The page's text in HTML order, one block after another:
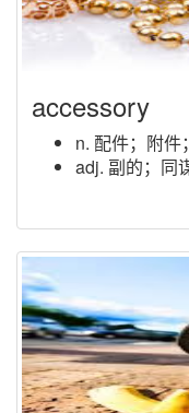
accessory
n. 配件；附件
adj. 副的；同